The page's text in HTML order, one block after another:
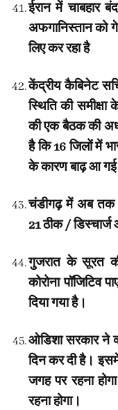
ईरान में चाबहार
अफगानिस्तान को
लिए कर रहा है
केंद्रीय कैबिनेट
स्थिति की
की एक बैठक की
है कि 16 जिलों में
के कारण बाढ़ आ
चंडीगढ़ में अब तक
21 ठीक / डिस्चार्ज
गुजरात के सूरत की
कोरोना पॉजिटिव
दिया गया है।
ओडिशा सरकार ने
दिन कर दी है।
जगह पर रहना
रहना होगा।